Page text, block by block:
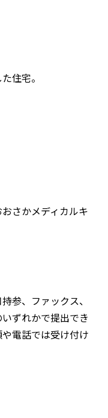
住宅。
さかメディカルキ
参、ファックス、
ずれかで提出でき
電話では受け付け